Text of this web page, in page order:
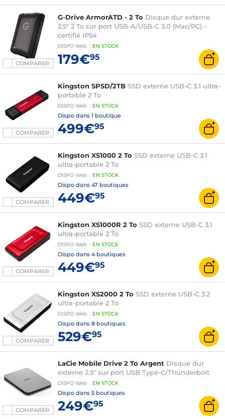
COMPARER
G-Drive ArmorATD - 2 To Disque dur externe
2.5" 2 To sur port USB-A/USB-C 3.0 (Mac/PC) -
certifié IP54
DISPO Web : EN STOCK
179€95
COMPARER
Kingston SPSD/2TB SSD externe USB-C 3.1 ultra-
portable 2 To
DISPO Web : EN STOCK
Dispo dans 1 boutique
499€95
COMPARER
Kingston XS1000 2 To SSD externe USB-C 3.1
ultra-portable 2 To
DISPO Web : EN STOCK
Dispo dans 47 boutiques
449€95
COMPARER
Kingston XS1000R 2 To SSD externe USB-C 3.1
ultra-portable 2 To
DISPO Web : EN STOCK
Dispo dans 4 boutiques
449€95
COMPARER
Kingston XS2000 2 To SSD externe USB-C 3.2
ultra-portable 2 To
DISPO Web : EN STOCK
Dispo dans 8 boutiques
529€95
COMPARER
LaCie Mobile Drive 2 To Argent Disque dur
externe 2.5" sur port USB Type-C/Thunderbolt
DISPO Web : EN STOCK
Dispo dans 5 boutiques
249€95